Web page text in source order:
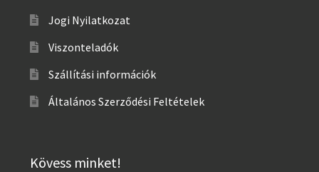
Jogi Nyilatkozat
Viszonteladók
Szállítási információk
Általános Szerződési Feltételek
Kövess minket!